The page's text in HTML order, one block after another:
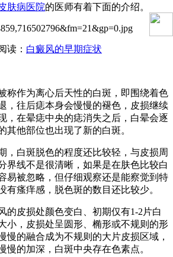
肤病医院的医师有着下面的介绍。
读： 白癜风的早期症状
称作为离心后天性的白斑，即围绕着色
，往后痣本身会慢慢的褪色，皮损继续
，在晕痣中央的痣消失之后，白晕会逐
其他部位也出现了新的白斑。
，白斑脱色的程度还比较轻，与皮损周
界线不是很清晰，如果是在肤色比较白
易被忽略，但仔细观察还是能察觉到特
有瘙痒感，脱色斑的数目还比较少。
的皮损处颜色变白、初期仅有1-2片白
小，皮损处呈圆形、椭形或不规则的形
慢的融合成为不规则的大片皮损区域，
慢的加深，白斑中央存在色素点。